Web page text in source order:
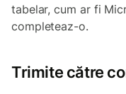
tabelar, cum ar fi
completeaz-o.
Trimite către